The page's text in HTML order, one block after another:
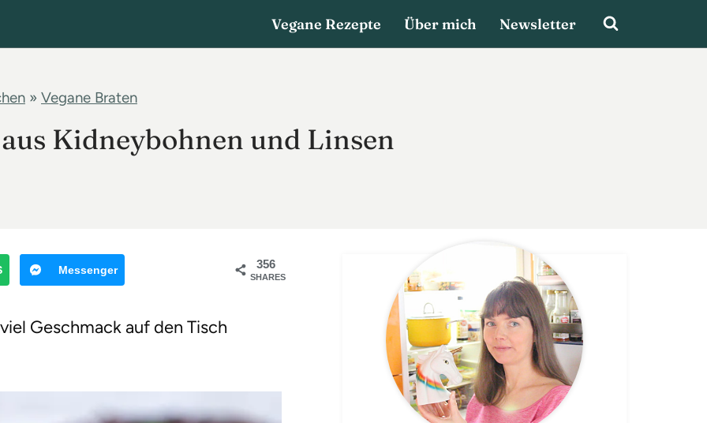
Vegane Rezepte Über mich Newsletter
» Vegane Braten
Kidneybohnen und Linsen
356
SHARES
Messenger
Geschmack auf den Tisch